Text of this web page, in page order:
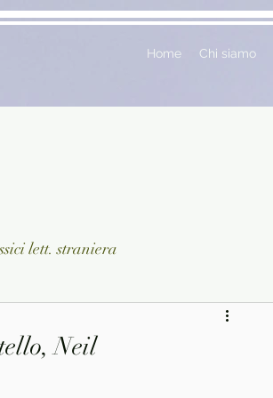
Home Chi siamo
lett. straniera
Neil